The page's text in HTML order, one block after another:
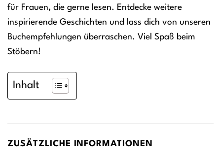
für Frauen, die gerne lesen. Entdecke weitere
inspirierende Geschichten und lass dich von unseren
Buchempfehlungen überraschen. Viel Spaß beim
Stöbern!
Inhalt
ZUSÄTZLICHE INFORMATIONEN